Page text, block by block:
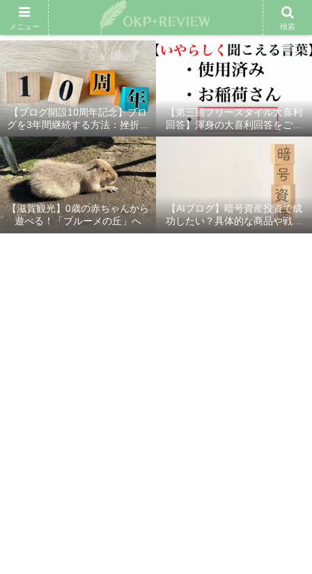
雑記ブログ プロフィール 余興動画 ベスト大喜利 スポ
【ブログ開設10周年記念】ブロ
グを3年間継続する方法：挫折し
ないための7つの秘訣
【第三回フリースタイル大喜利
回答】渾身の大喜利回答をご紹
介！
【滋賀観光】0歳の赤ちゃんから
遊べる！「ブルーメの丘」へ
【AIブログ】暗号資産投資で成
功したい？具体的な商品や戦略
を分かりやすく解説！
メニュー 検索